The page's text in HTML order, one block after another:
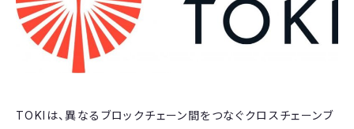
TOKIは、異なるブロックチェーン間をつなぐクロスチェーンブ